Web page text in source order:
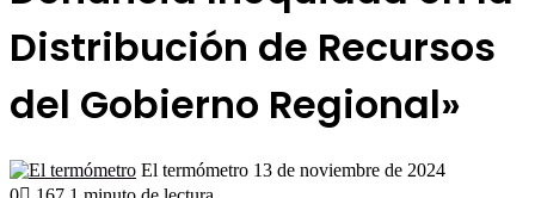
Distribución de Recursos
del Gobierno Regional»
El termómetro Send
13 de noviembre de 2024